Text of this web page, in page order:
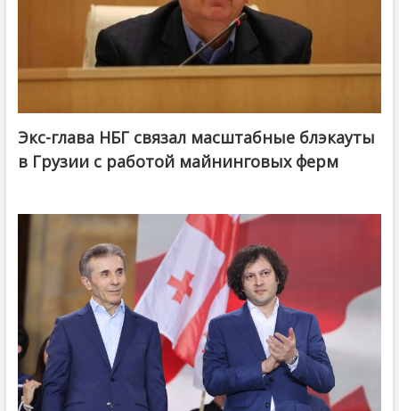
Экс-глава НБГ связал масштабные блэкауты
в Грузии с работой майнинговых ферм